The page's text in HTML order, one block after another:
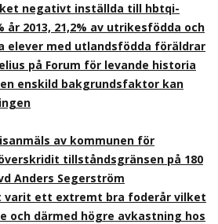
negativt inställda till hbtqi-
år 2013, 21,2% av utrikesfödda och
elever med utlandsfödda föräldrar
på Forum för levande historia
enskild bakgrundsfaktor kan
av kommunen för
tillståndsgränsen på 180
Anders Segerström
varit ett extremt bra foderår vilket
och därmed högre avkastning hos